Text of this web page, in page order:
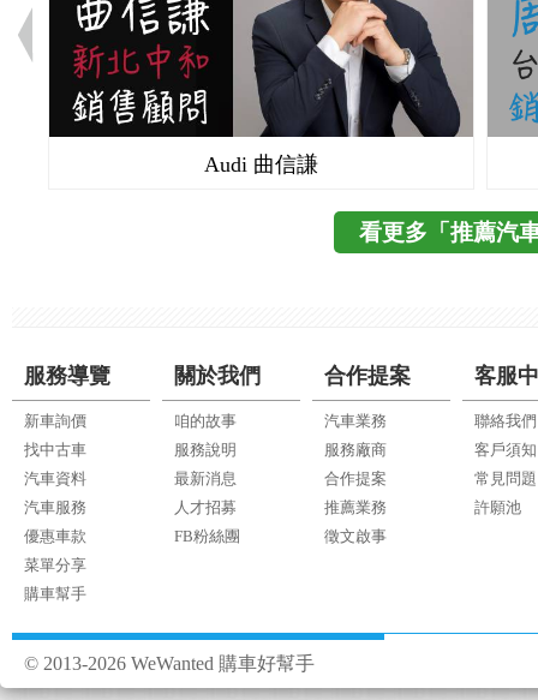
Audi 曲信謙
看更多「推薦汽
服務導覽
新車詢價
找中古車
汽車資料
汽車服務
優惠車款
菜單分享
購車幫手
關於我們
咱的故事
服務說明
最新消息
人才招募
FB粉絲團
合作提案
汽車業務
服務廠商
合作提案
推薦業務
徵文啟事
客服
聯絡我們
客戶須知
常見問題
許願池
© 2013-2026 WeWanted 購車好幫手